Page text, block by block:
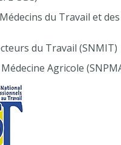
du Travail et des
du Travail (SNMIT)
Agricole